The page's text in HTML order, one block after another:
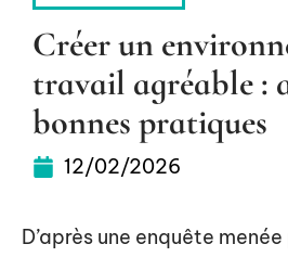
Créer un
travail agréable :
bonnes pratiques
12/02/2026
D’après une enquête